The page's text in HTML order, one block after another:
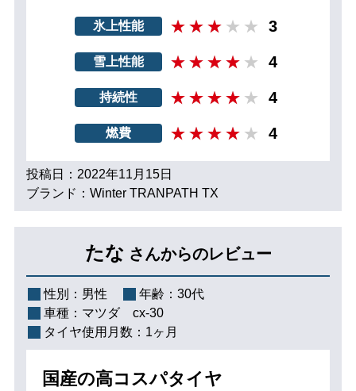
氷上性能 3
雪上性能 4
持続性 4
燃費 4
投稿日：2022年11月15日
ブランド：Winter TRANPATH TX
たな さんからのレビュー
性別： 男性 年齢： 30代
車種： マツダ cx-30
タイヤ使用月数： 1ヶ月
国産の高コスパタイヤ